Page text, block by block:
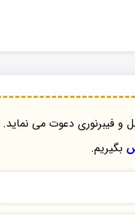
و فیبرنوری دعوت می نماید.
بگیریم.